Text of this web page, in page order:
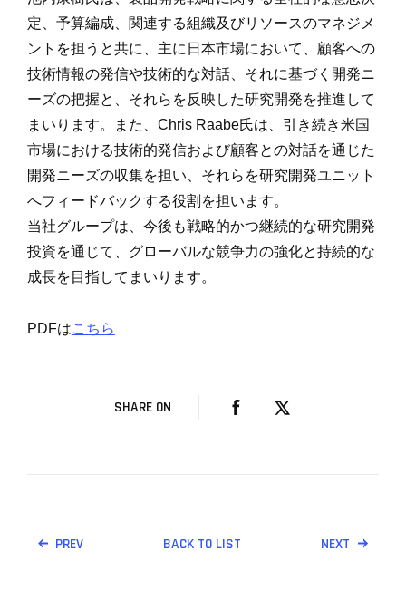
定、予算編成、関連する組織及びリソースのマネジメ
ントを担うと共に、主に日本市場において、顧客への
技術情報の発信や技術的な対話、それに基づく開発ニ
ーズの把握と、それらを反映した研究開発を推進して
まいります。また、Chris Raabe氏は、引き続き米国
市場における技術的発信および顧客との対話を通じた
開発ニーズの収集を担い、それらを研究開発ユニット
へフィードバックする役割を担います。
当社グループは、今後も戦略的かつ継続的な研究開発
投資を通じて、グローバルな競争力の強化と持続的な
成長を目指してまいります。
PDFはこちら
SHARE ON
PREV BACK TO LIST NEXT